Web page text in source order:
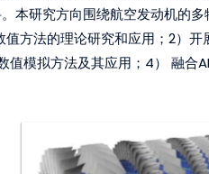
本研究方向围绕航空发动机的
方法的理论研究和应用；2）
值模拟方法及其应用；4） 融